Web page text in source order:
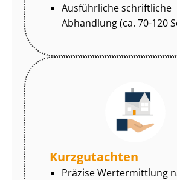
Ausführliche schriftliche
Abhandlung (ca. 70-120
Kurzgutachten
Präzise Wertermittlung